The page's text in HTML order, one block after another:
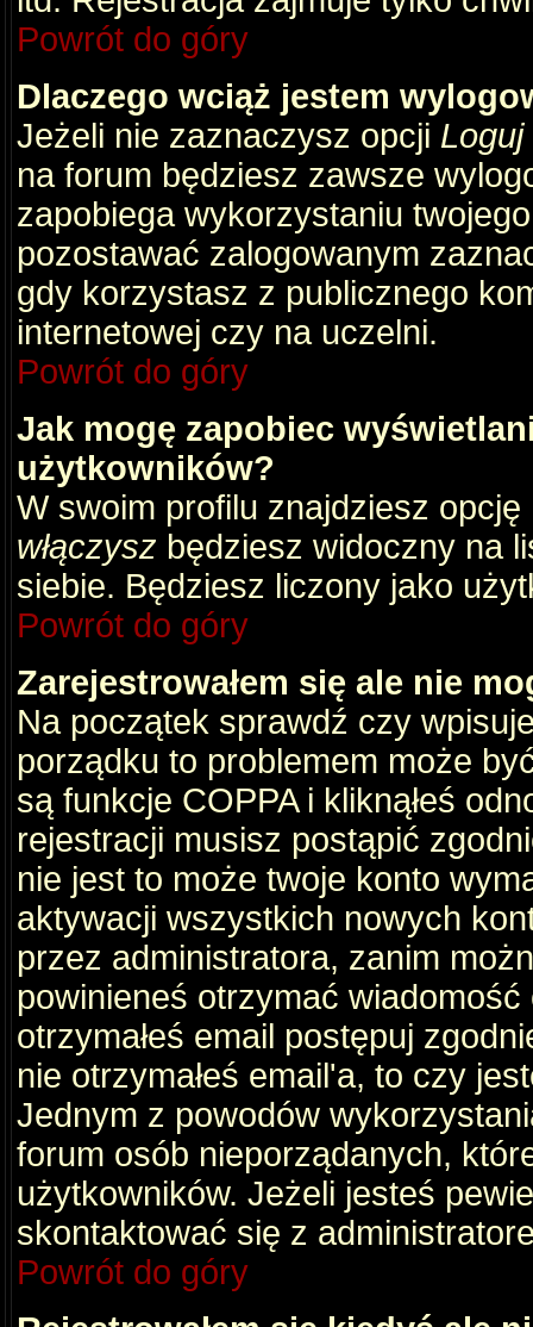
Powrót do góry
Dlaczego wciąż jestem
Jeżeli nie zaznaczysz opcji
na forum będziesz zawsze
zapobiega wykorzystaniu
pozostawać zalogowanym
gdy korzystasz z publicznego
internetowej czy na uczelni.
Powrót do góry
Jak mogę zapobiec
użytkowników?
W swoim profilu znajdziesz opcję
włączysz będziesz widoczny na
siebie. Będziesz liczony jako
Powrót do góry
Zarejestrowałem się ale nie
Na początek sprawdź czy
porządku to problemem może
są funkcje COPPA i kliknąłeś
rejestracji musisz postąpić
nie jest to może twoje konto
aktywacji wszystkich nowych
przez administratora, zanim
powinieneś otrzymać
otrzymałeś email postępuj
nie otrzymałeś email'a, to czy
Jednym z powodów
forum osób nieporządanych,
użytkowników. Jeżeli jesteś
skontaktować się z
Powrót do góry